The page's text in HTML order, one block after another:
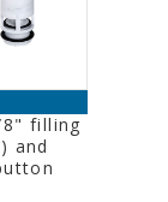
8" filling
and